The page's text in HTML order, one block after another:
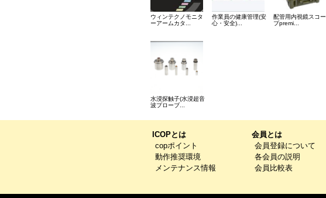
ウィンテクノモニタ
ーアームカタ...
作業員の健康管理(安
心・安全)...
配管用内視鏡スコー
プpremi...
水浸探触子(水浸超音
波プローブ...
ICOPとは
copポイント
動作推奨環境
メンテナンス情報
会員とは
会員登録について
各会員の説明
会員比較表